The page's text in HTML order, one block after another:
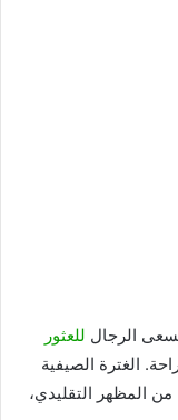
الرجال للعثور
الغترة الصيفية
المظهر التقليدي،